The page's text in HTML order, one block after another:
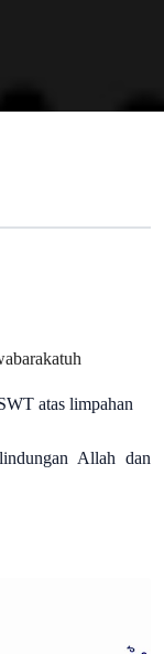
atas limpahan
Allah dan